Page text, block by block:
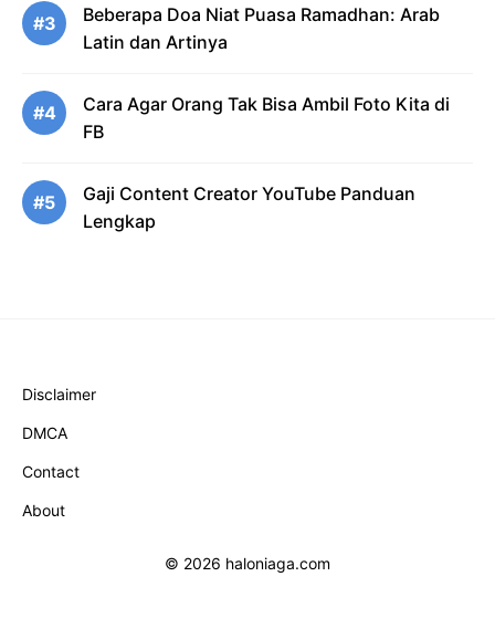
#3
Beberapa Doa Niat Puasa Ramadhan: Arab
Latin dan Artinya
#4
Cara Agar Orang Tak Bisa Ambil Foto Kita di
FB
#5
Gaji Content Creator YouTube Panduan
Lengkap
Disclaimer
DMCA
Contact
About
© 2026 haloniaga.com